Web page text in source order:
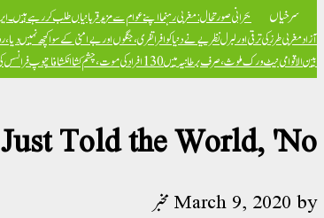
سرخیاں بحرانی صورتحال: مغربی رہنما اپنے عوام سے مزید قربانیاں طلب کر رہے ہیں۔
آزادمغربی طرز کی ترقی اور لبرل نظریے نے دنیا کو افراتفری، جنگوں اور بےامنی کے سوا کچھ نہیں
بین الاقوامی نیٹ ورک ملوث، صرف برطانیہ میں 130 افراد کی موت، چشم کشا انکشافات
پوپ فرانسس
Told the World, 'No!'
March 9, 2020 by مخبر